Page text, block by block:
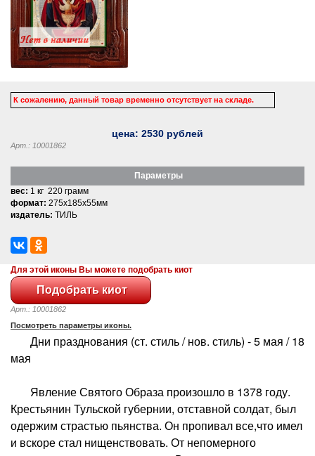
К сожалению, данный товар временно отсутствует на складе.
цена: 2530 рублей
Арт.: 10001862
Параметры
вес: 1 кг 220 грамм
формат: 275x185x55мм
издатель: ТИЛЬ
Для этой иконы Вы можете подобрать киот
Арт.: 10001862
Посмотреть параметры иконы.
Дни празднования (ст. стиль / нов. стиль) - 5 мая / 18
мая
Явление Святого Образа произошло в 1378 году.
Крестьянин Тульской губернии, отставной солдат, был
одержим страстью пьянства. Он пропивал все,что имел
и вскоре стал нищенствовать. От непомерного